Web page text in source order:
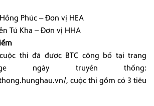
Phúc – Đơn vị HEA
Tú Kha – Đơn vị HHA
thi đã được BTC công bố tại trang
ngày truyền thống:
, cuộc thi gồm có 3 tiêu